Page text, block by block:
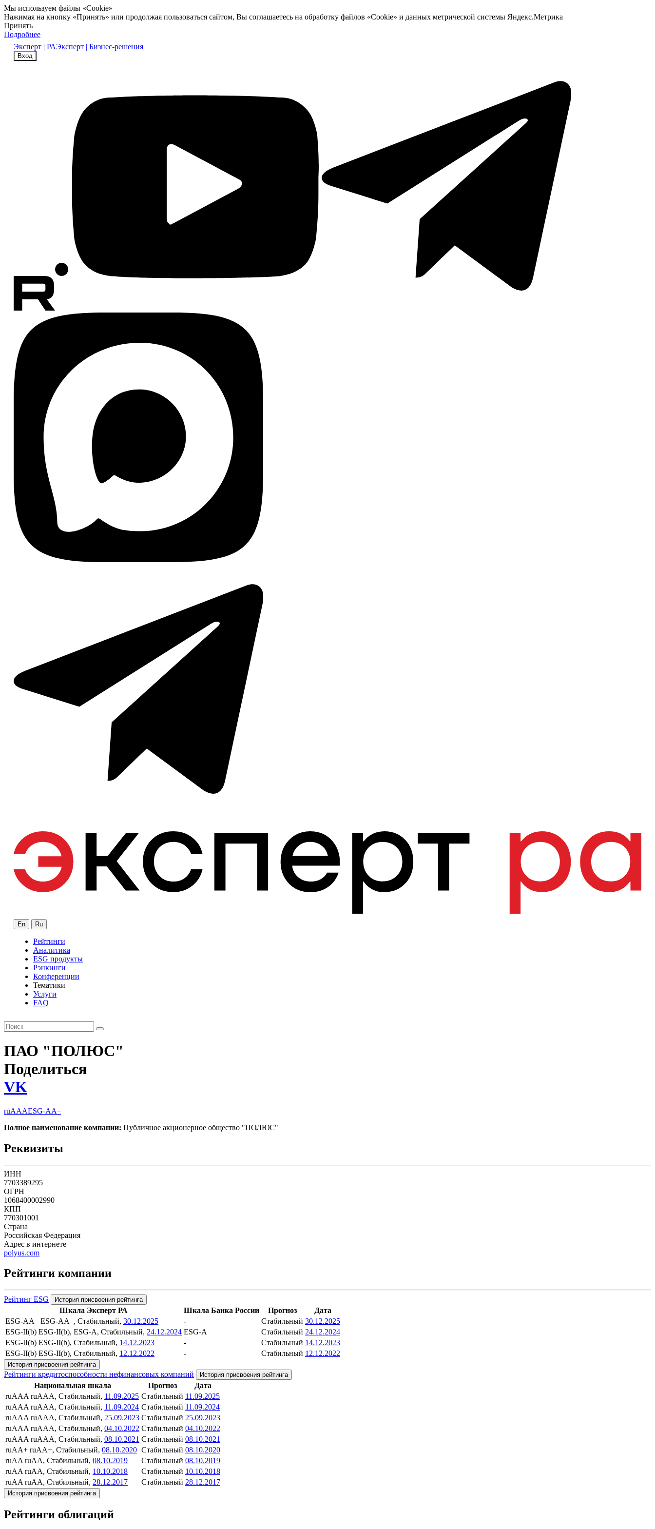
Мы используем файлы «Cookie»
Нажимая на кнопку «Принять» или продолжая пользоваться сайтом, Вы соглашаетесь на обработку файлов «Cookie» и данных метрической системы Яндекс.Метрика
Принять
Подробнее
Эксперт | РАЭксперт | Бизнес-решения
Вход
En Ru
Рейтинги
Аналитика
ESG продукты
Рэнкинги
Конференции
Тематики
Услуги
FAQ
ПАО "ПОЛЮС"
Поделиться
VK
ruAAAESG-AA–
Полное наименование компании: Публичное акционерное общество "ПОЛЮС"
Реквизиты
ИНН
7703389295
ОГРН
1068400002990
КПП
770301001
Страна
Российская Федерация
Адрес в интернете
polyus.com
Рейтинги компании
Рейтинг ESG История присвоения рейтинга
Шкала Эксперт РА Шкала Банка России Прогноз
Дата
ESG-AA– ESG-AA–, Стабильный, 30.12.2025 - Стабильный 30.12.2025
ESG-II(b) ESG-II(b), ESG-A, Стабильный, 24.12.2024 ESG-A Стабильный 24.12.2024
ESG-II(b) ESG-II(b), Стабильный, 14.12.2023 - Стабильный 14.12.2023
ESG-II(b) ESG-II(b), Стабильный, 12.12.2022 - Стабильный 12.12.2022
История присвоения рейтинга
Рейтинги кредитоспособности нефинансовых компаний История присвоения рейтинга
Национальная шкала Прогноз
Дата
ruAAA ruAAA, Стабильный, 11.09.2025 Стабильный 11.09.2025
ruAAA ruAAA, Стабильный, 11.09.2024 Стабильный 11.09.2024
ruAAA ruAAA, Стабильный, 25.09.2023 Стабильный 25.09.2023
ruAAA ruAAA, Стабильный, 04.10.2022 Стабильный 04.10.2022
ruAAA ruAAA, Стабильный, 08.10.2021 Стабильный 08.10.2021
ruAA+ ruAA+, Стабильный, 08.10.2020 Стабильный 08.10.2020
ruAA ruAA, Стабильный, 08.10.2019 Стабильный 08.10.2019
ruAA ruAA, Стабильный, 10.10.2018 Стабильный 10.10.2018
ruAA ruAA, Стабильный, 28.12.2017 Стабильный 28.12.2017
История присвоения рейтинга
Рейтинги облигаций